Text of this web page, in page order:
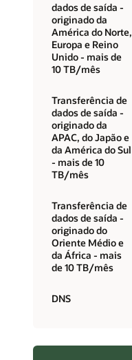
dados de saída -
originado da
América do Norte,
Europa e Reino
Unido - mais de
10 TB/mês
Transferência de
dados de saída -
originado da
APAC, do Japão e
da América do Sul
- mais de 10
TB/mês
Transferência de
dados de saída -
originado do
Oriente Médio e
da África - mais
de 10 TB/mês
DNS